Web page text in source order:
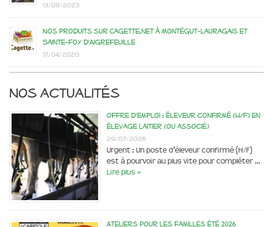
13/09/2023
Nos produits sur Cagette.net à Montégut-Lauragais et
Sainte-Foy d’Aigrefeuille
17/04/2020
Nos actualités
Offre d’emploi : éleveur confirmé (H/F) en
élevage laitier (ou associé)
29/07/2026
Urgent : Un poste d’éleveur confirmé (H/F)
est à pourvoir au plus vite pour compléter …
Lire plus »
Ateliers pour les familles été 2026